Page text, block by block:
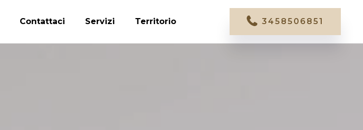
Contattaci Servizi Territorio 3458506851